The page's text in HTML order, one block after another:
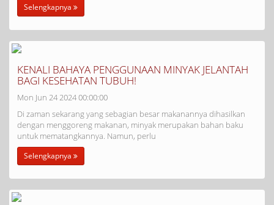
Selengkapnya
KENALI BAHAYA PENGGUNAAN MINYAK JELANTAH
BAGI KESEHATAN TUBUH!
Mon Jun 24 2024 00:00:00
Di zaman sekarang yang sebagian besar makanannya dihasilkan
dengan menggoreng makanan, minyak merupakan bahan baku
untuk mematangkannya. Namun, perlu
Selengkapnya